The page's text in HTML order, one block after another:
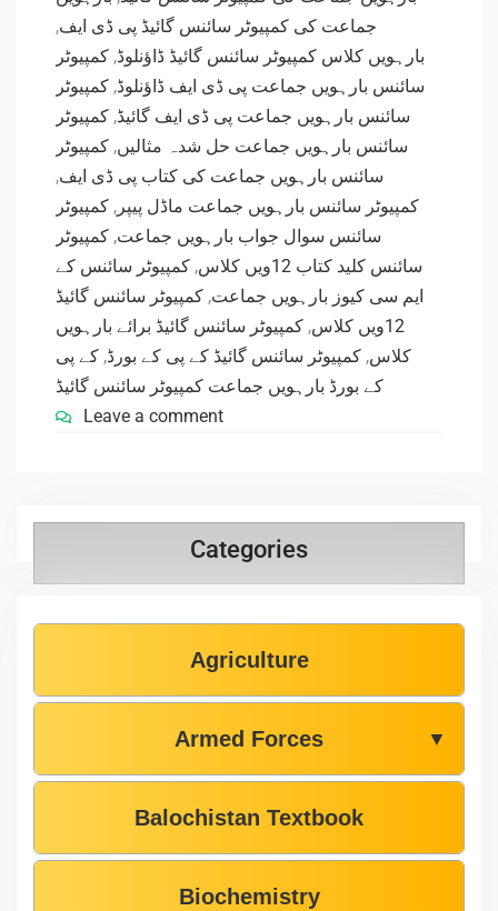
جماعت کی کمپیوٹر سائنس گائیڈ پی ڈی ایف,
بارہویں کلاس کمپیوٹر سائنس گائیڈ ڈاؤنلوڈ, کمپیوٹر
سائنس بارہویں جماعت پی ڈی ایف ڈاؤنلوڈ, کمپیوٹر
سائنس بارہویں جماعت پی ڈی ایف گائیڈ, کمپیوٹر
سائنس بارہویں جماعت حل شدہ مثالیں, کمپیوٹر
سائنس بارہویں جماعت کی کتاب پی ڈی ایف,
کمپیوٹر سائنس بارہویں جماعت ماڈل پیپر , کمپیوٹر
سائنس سوال جواب بارہویں جماعت, کمپیوٹر
سائنس کلید کتاب 12ویں کلاس
, کمپیوٹر سائنس کے
ایم سی کیوز بارہویں جماعت, کمپیوٹر سائنس گائیڈ
12ویں کلاس
, کمپیوٹر سائنس گائیڈ برائے بارہویں
کلاس, کمپیوٹر سائنس گائیڈ کے پی کے بورڈ, کے پی
کے بورڈ بارہویں جماعت کمپیوٹر سائنس گائیڈ
Leave a comment
Categories
Agriculture
Armed Forces ▼
Balochistan Textbook
Biochemistry